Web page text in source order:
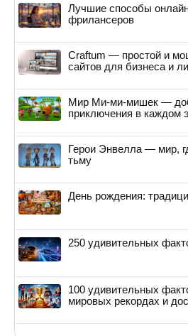
Лучшие способы
фрилансеров
Craftum — простой и
сайтов для бизнеса и
Мир Ми-ми-мишек —
приключения в каждом
Герои Энвелла — мир,
тьму
День рождения:
250 удивительных
100 удивительных
мировых рекордах и